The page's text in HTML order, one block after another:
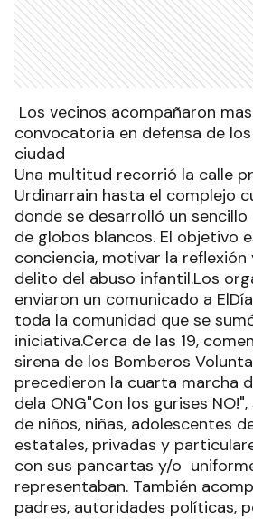
Los vecinos acompañaron
convocatoria en defensa de
ciudad
Una multitud recorrió la calle
Urdinarrain hasta el complejo
donde se desarrolló un
de globos blancos. El objetivo
conciencia, motivar la reflexión
delito del abuso infantil.Los
enviaron un comunicado a
toda la comunidad que se
iniciativa.Cerca de las 19,
sirena de los Bomberos
precedieron la cuarta marcha
dela ONG"Con los gurises
de niños, niñas, adolescentes
estatales, privadas y
con sus pancartas y/o
representaban. También
padres, autoridades políticas,